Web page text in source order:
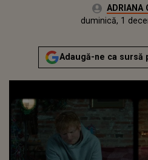
Autor:ADRIANA
duminică, 1 decembrie 2024
Actualizat:
duminică, 1
Adaugă-ne ca sursă